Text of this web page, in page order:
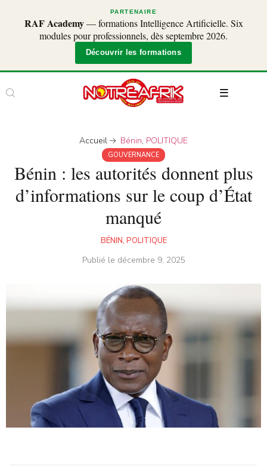
PARTENAIRE
RAF Academy— formations Intelligence Artificielle. Six
modules pour professionnels, dès septembre 2026.
Découvrir les formations
Accueil Bénin, POLITIQUE
GOUVERNANCE
Bénin : les autorités donnent plus
d’informations sur le coup d’État
manqué
BÉNIN, POLITIQUE
Publié le décembre 9, 2025